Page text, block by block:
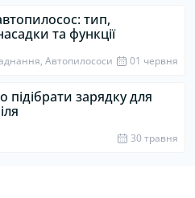
тип,
та функції
Автопилососи 01 червня
підібрати зарядку для
30 травня